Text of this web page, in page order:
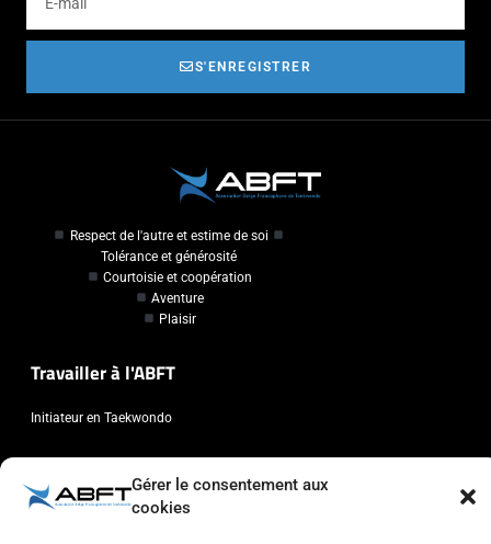
Gérer le consentement aux
cookies
S'ENREGISTRER
Respect de l'autre et estime de soi
Tolérance et générosité
Courtoisie et coopération
Aventure
Plaisir
Travailler à l'ABFT
Initiateur en Taekwondo
Association Belge Francophone de Taekwondo